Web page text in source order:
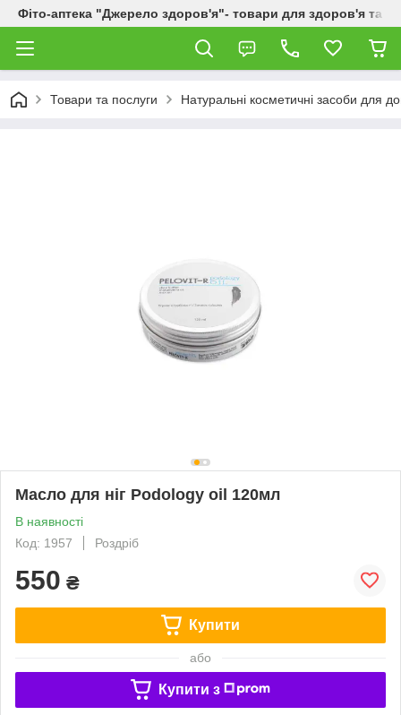
Фіто-аптека "Джерело здоров'я"- товари для здоров'я та
Товари та послуги Натуральні косметичні засоби для
Масло для ніг Podology oil 120мл
В наявності
Код: 1957
Роздріб
550 ₴
Купити
або
Купити з